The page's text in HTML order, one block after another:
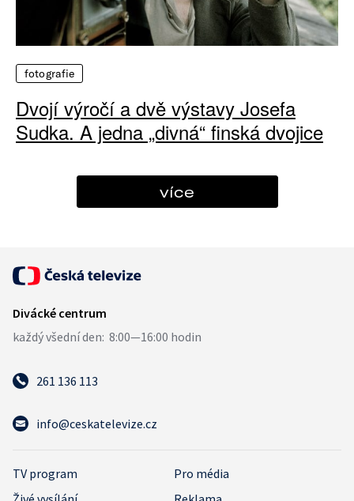
fotografie
Dvojí výročí a dvě výstavy Josefa
Sudka. A jedna „divná“ finská dvojice
více
261 136 113
info@ceskatelevize.cz
TV program
Pro média